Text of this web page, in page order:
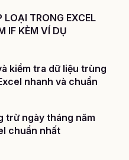
LOẠI TRONG EXCEL
IF KÈM VÍ DỤ
kiểm tra dữ liệu trùng
nhanh và chuẩn
trừ ngày tháng năm
chuẩn nhất